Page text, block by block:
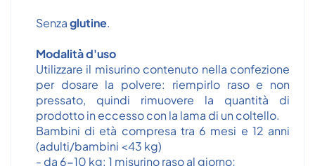
Senzaglutine.
Modalità d'uso
Utilizzare il misurino contenuto nella confezione
per dosare la polvere: riempirlo raso e non
pressato, quindi rimuovere la quantità di
prodotto in eccesso con la lama di un coltello.
Bambini di età compresa tra 6 mesi e 12 anni
(adulti/bambini <43 kg)
- da 6-10 kg: 1 misurino raso al giorno;